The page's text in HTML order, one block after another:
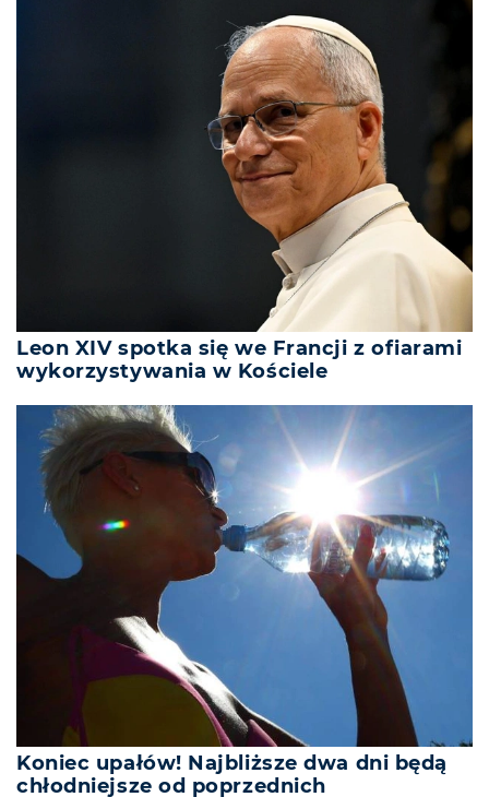
Leon XIV spotka się we Francji z ofiarami
wykorzystywania w Kościele
Koniec upałów! Najbliższe dwa dni będą
chłodniejsze od poprzednich